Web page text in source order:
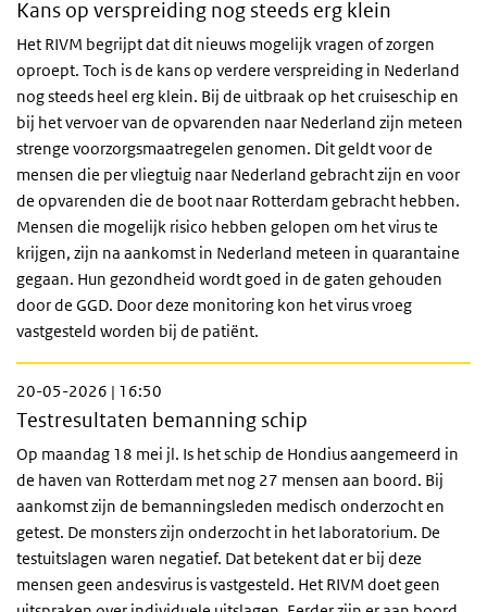
Kans op verspreiding nog steeds erg klein
Het RIVM begrijpt dat dit nieuws mogelijk vragen of zorgen
oproept. Toch is de kans op verdere verspreiding in Nederland
nog steeds heel erg klein. Bij de uitbraak op het cruiseschip en
bij het vervoer van de opvarenden naar Nederland zijn meteen
strenge voorzorgsmaatregelen genomen. Dit geldt voor de
mensen die per vliegtuig naar Nederland gebracht zijn en voor
de opvarenden die de boot naar Rotterdam gebracht hebben.
Mensen die mogelijk risico hebben gelopen om het virus te
krijgen, zijn na aankomst in Nederland meteen in quarantaine
gegaan. Hun gezondheid wordt goed in de gaten gehouden
door de GGD. Door deze monitoring kon het virus vroeg
vastgesteld worden bij de patiënt.
20-05-2026 | 16:50
Testresultaten bemanning schip
Op maandag 18 mei jl. Is het schip de Hondius aangemeerd in
de haven van Rotterdam met nog 27 mensen aan boord. Bij
aankomst zijn de bemanningsleden medisch onderzocht en
getest. De monsters zijn onderzocht in het laboratorium. De
testuitslagen waren negatief. Dat betekent dat er bij deze
mensen geen andesvirus is vastgesteld. Het RIVM doet geen